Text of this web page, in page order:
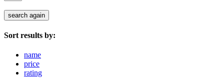
search again
Sort results by:
name
price
rating